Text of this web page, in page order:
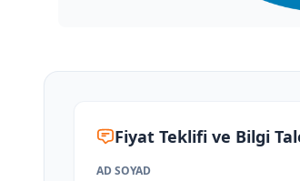
Fiyat Teklifi ve Bilgi
AD SOYAD